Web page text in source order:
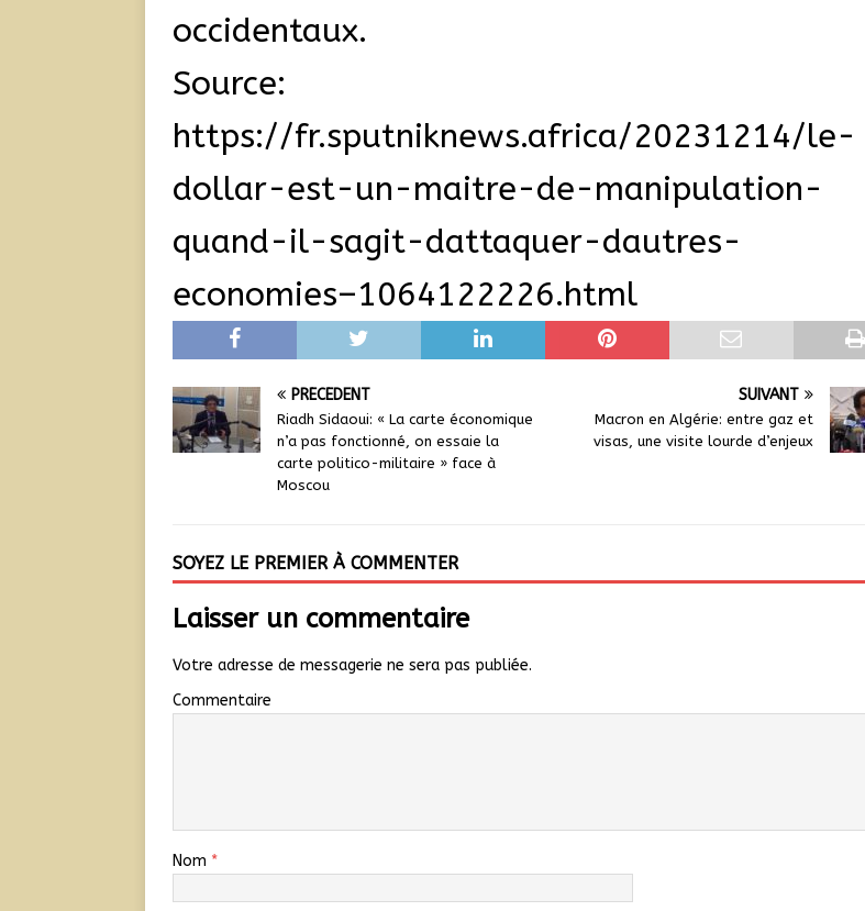
occidentaux.
Source:
https://fr.sputniknews.africa/20231214/le-
dollar-est-un-maitre-de-manipulation-
quand-il-sagit-dattaquer-dautres-
economies–1064122226.html
PRÉCÉDENT
Riadh Sidaoui: « La carte économique
n’a pas fonctionné, on essaie la
carte politico-militaire » face à
Moscou
SUIVANT
Macron en Algérie: entre gaz et
visas, une visite lourde d’enjeux
SOYEZ LE PREMIER À COMMENTER
Laisser un commentaire
Votre adresse de messagerie ne sera pas publiée.
Commentaire
Nom *